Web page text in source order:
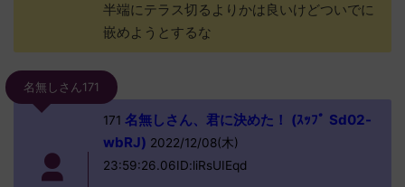
半端にテラス切るよりかは良いけどついでに
嵌めようとするな
名無しさん171
171 名無しさん、君に決めた！ (ｽｯﾌﾟ Sd02-
wbRJ) 2022/12/08(木)
23:59:26.06ID:liRsUIEqd